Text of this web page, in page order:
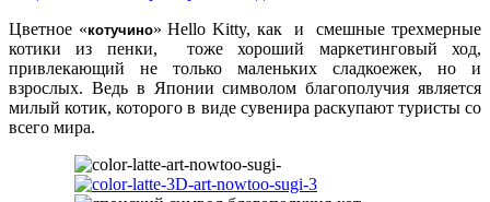
Цветное «котучино» Hello Kitty, как и смешные трехмерные
котики из пенки, тоже хороший маркетинговый ход,
привлекающий не только маленьких сладкоежек, но и
взрослых. Ведь в Японии символом благополучия является
милый котик, которого в виде сувенира раскупают туристы со
всего мира.